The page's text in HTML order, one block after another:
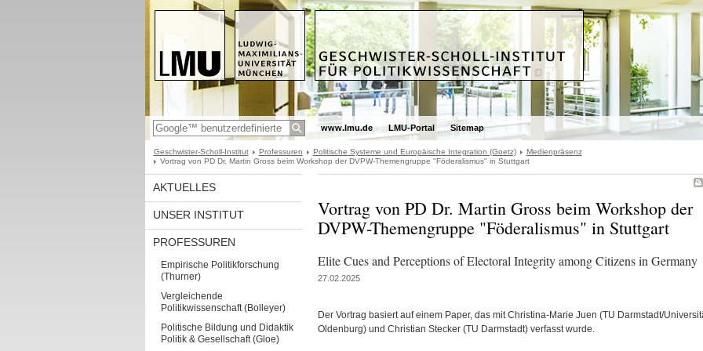
www.lmu.de LMU-Portal Sitemap
Geschwister-Scholl-Institut Professuren Politische Systeme und Europäische Integration (Goetz)
Medienpräsenz
Vortrag von PD Dr. Martin Gross beim Workshop der DVPW-Themengruppe "Föderalismus" in Stuttgart
AKTUELLES
UNSER INSTITUT
PROFESSUREN
Empirische Politikforschung
(Thurner)
Vergleichende
Politikwissenschaft (Bolleyer)
Politische Bildung und Didaktik
Politik & Gesellschaft (Gloe)
Vortrag von PD Dr. Martin Gross beim Workshop der
DVPW-Themengruppe "Föderalismus" in Stuttgart
Elite Cues and Perceptions of Electoral Integrity among Citizens in Germany
27.02.2025
Der Vortrag basiert auf einem Paper, das mit Christina-Marie Juen (TU Darmstadt/
Oldenburg) und Christian Stecker (TU Darmstadt) verfasst wurde.